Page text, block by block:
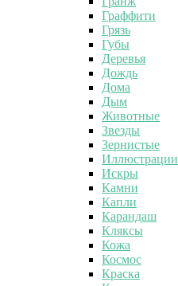
Граффити
Грязь
Губы
Деревья
Дождь
Дома
Дым
Животные
Звезды
Зернистые
Иллюстрации
Искры
Камни
Капли
Карандаш
Кляксы
Кожа
Космос
Краска